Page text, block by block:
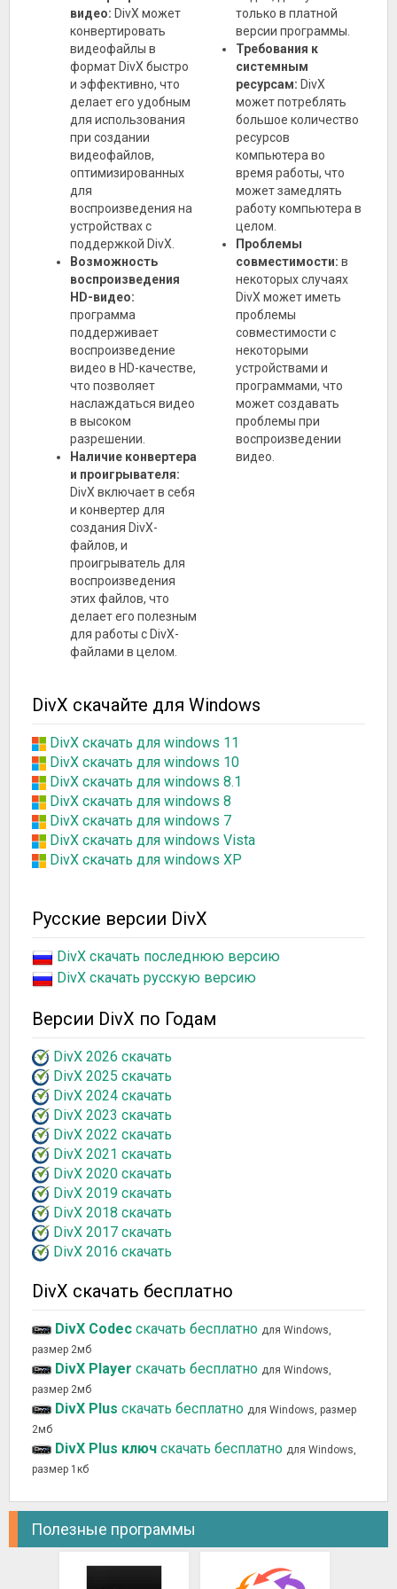
видео: DivX может
конвертировать
видеофайлы в
формат DivX быстро
и эффективно, что
делает его удобным
для использования
при создании
видеофайлов,
оптимизированных
для
воспроизведения на
устройствах с
поддержкой DivX.
Возможность
воспроизведения
HD-видео:
программа
поддерживает
воспроизведение
видео в HD-качестве,
что позволяет
наслаждаться видео
в высоком
разрешении.
Наличие конвертера
и проигрывателя:
DivX включает в себя
и конвертер для
создания DivX-
файлов, и
проигрыватель для
воспроизведения
этих файлов, что
делает его полезным
для работы с DivX-
файлами в целом.
только в платной
версии программы.
Требования к
системным
ресурсам: DivX
может потреблять
большое количество
ресурсов
компьютера во
время работы, что
может замедлять
работу компьютера в
целом.
Проблемы
совместимости: в
некоторых случаях
DivX может иметь
проблемы
совместимости с
некоторыми
устройствами и
программами, что
может создавать
проблемы при
воспроизведении
видео.
DivX скачайте для Windows
DivX скачать для windows 11
DivX скачать для windows 10
DivX скачать для windows 8.1
DivX скачать для windows 8
DivX скачать для windows 7
DivX скачать для windows Vista
DivX скачать для windows XP
Русские версии DivX
DivX скачать последнюю версию
DivX скачать русскую версию
Версии DivX по Годам
DivX 2026 скачать
DivX 2025 скачать
DivX 2024 скачать
DivX 2023 скачать
DivX 2022 скачать
DivX 2021 скачать
DivX 2020 скачать
DivX 2019 скачать
DivX 2018 скачать
DivX 2017 скачать
DivX 2016 скачать
DivX скачать бесплатно
DivX Codec скачать бесплатно для Windows,
размер 2мб
DivX Player скачать бесплатно для Windows,
размер 2мб
DivX Plus скачать бесплатно для Windows, размер
2мб
DivX Plus ключ скачать бесплатно для Windows,
размер 1кб
Полезные программы